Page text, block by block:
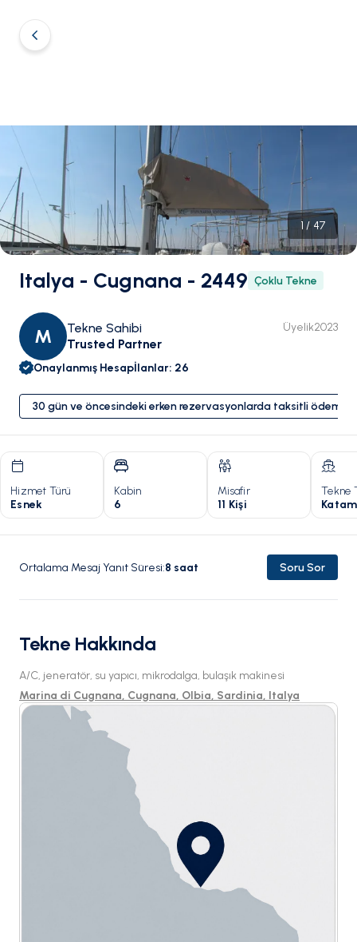
1 / 47
Italya - Cugnana - 2449 Çoklu Tekne
M
Tekne Sahibi
Trusted Partner
Üyelik2023
Onaylanmış Hesapİlanlar: 26
30 gün ve öncesindeki erken rezervasyonlarda taksitli ödeme
Hizmet Türü
Esnek
Kabin
6
Misafir
11 Kişi
Tekne
Ortalama Mesaj Yanıt Süresi:8 saat Soru Sor
Tekne Hakkında
A/C, jeneratör, su yapıcı, mikrodalga, bulaşık makinesi
Marina di Cugnana, Cugnana, Olbia, Sardinia, Italya